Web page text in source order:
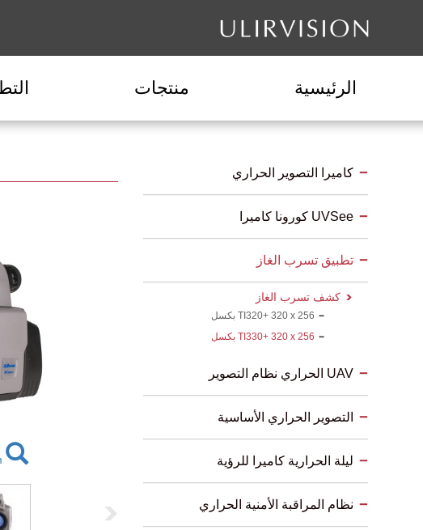
الرئيسية منتجات
كاميرا التصوير الحراري
UVSee كورونا كاميرا
تطبيق تسرب الغاز
كشف تسرب الغاز
TI320+ 320 x 256 بكسل
TI330+ 320 x 256 بكسل
UAV الحراري نظام التصوير
التصوير الحراري الأساسية
ليلة الحرارية كاميرا للرؤية
نظام المراقبة الأمنية الحراري